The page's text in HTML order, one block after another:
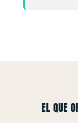
EL QUE